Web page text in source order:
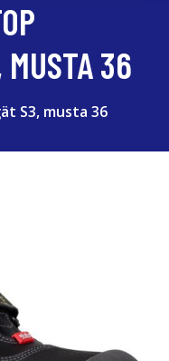
MUSTA 36
S3, musta 36